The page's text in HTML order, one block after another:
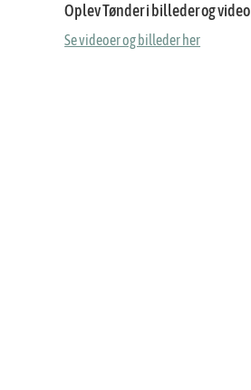
Oplev Tønder i billeder og video
Se videoer og billeder her